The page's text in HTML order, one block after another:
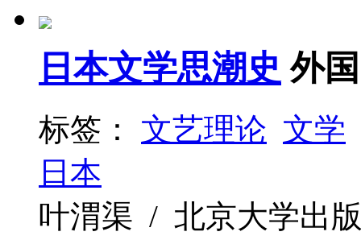
日本文学思潮史 外
标签： 文艺理论 文学
日本
叶渭渠 / 北京大学出